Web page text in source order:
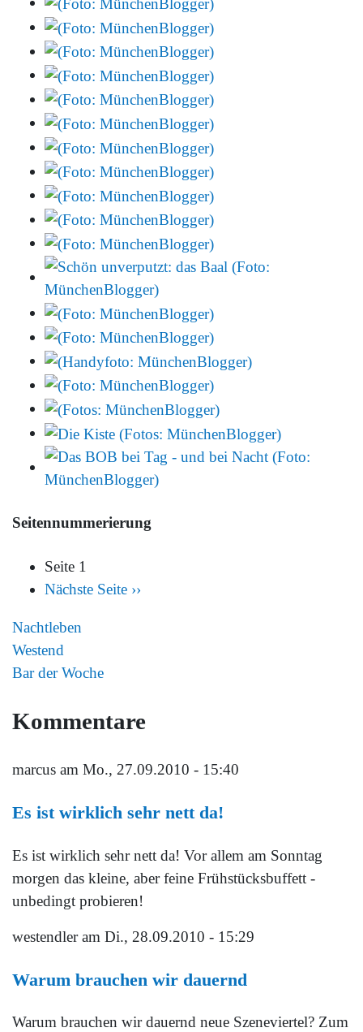
Seitennummerierung
Seite 1
Nächste Seite ››
Nachtleben
Westend
Bar der Woche
Kommentare
marcus am Mo., 27.09.2010 - 15:40
Es ist wirklich sehr nett da!
Es ist wirklich sehr nett da! Vor allem am Sonntag
morgen das kleine, aber feine Frühstücksbuffett -
unbedingt probieren!
westendleram Di., 28.09.2010 - 15:29
Warum brauchen wir dauernd
Warum brauchen wir dauernd neue Szeneviertel? Zum